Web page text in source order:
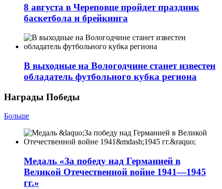
8 августа в Череповце пройдет праздник
баскетбола и брейкинга
В выходные на Вологодчине станет известен
обладатель футбольного кубка региона
Награды Победы
Больше
Медаль «За победу над Германией в
Великой Отечественной войне 1941—1945
гг.»